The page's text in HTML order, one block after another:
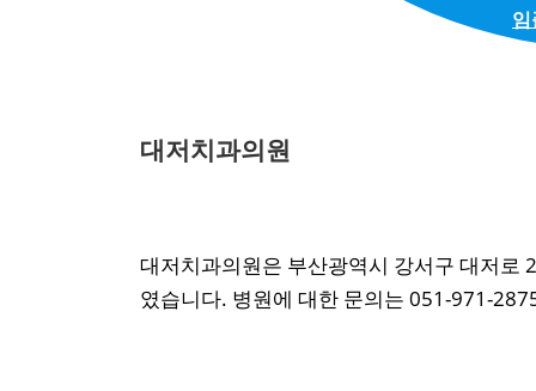
대저치과의원
대저치과의원은 부산광역시 강서구 대저로
였습니다. 병원에 대한 문의는 051-971-